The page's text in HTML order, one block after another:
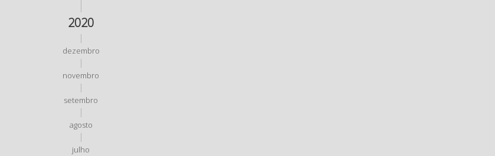
2020
dezembro
novembro
setembro
agosto
julho